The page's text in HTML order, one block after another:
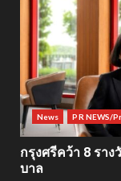
News PR NEWS/
กรุงศรีคว้า 8 รา
บาล